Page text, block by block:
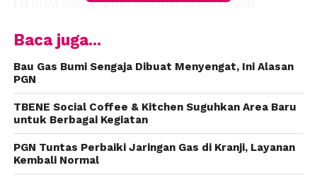
FH UGM Zainal Arifin Mochtar, Ketua Dewan
Presiden Partai Buruh Said Iqbal, Sekjen Partai
PPP, PKN, PBB, Partai Ummat, dan Partai Berkarya.
OSO membuka acara dan menegaskan Sekber GKSR
tetap dijalankan. Menurutnya, pertemuan ini
menghadirkan Mahfud MD untuk cari solusi agar
tidak ada suara yang hilang.
Baca juga...
Bau Gas Bumi Sengaja Dibuat Menyengat, Ini Alasan
PGN
TBENE Social Coffee & Kitchen Suguhkan Area Baru
untuk Berbagai Kegiatan
PGN Tuntas Perbaiki Jaringan Gas di Kranji, Layanan
Kembali Normal